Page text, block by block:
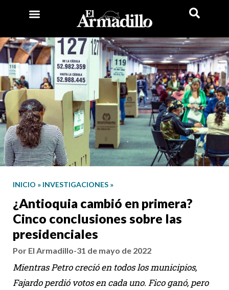
INICIO » INVESTIGACIONES »
¿Antioquia cambió en primera?
Cinco conclusiones sobre las
presidenciales
Por El Armadillo-31 de mayo de 2022
Mientras Petro creció en todos los municipios,
Fajardo perdió votos en cada uno. Fico ganó, pero